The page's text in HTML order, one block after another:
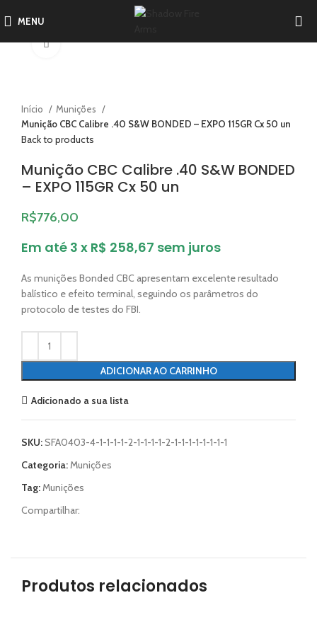
MENU
Click to enlarge
Início
Munições
Munição CBC Calibre .40 S&W BONDED – EXPO 115GR Cx 50 un
Back to products
Munição CBC Calibre .40 S&W BONDED
– EXPO 115GR Cx 50 un
R$776,00
Em até 3 x R$ 258,67 sem juros
As munições Bonded CBC apresentam excelente resultado
balístico e efeito terminal, seguindo os parâmetros do
protocolo de testes do FBI.
ADICIONAR AO CARRINHO
Adicionado a sua lista
SKU:SFA0403-4-1-1-1-1-2-1-1-1-1-2-1-1-1-1-1-1-1-1
Categoria:Munições
Tag:Munições
Compartilhar:
Produtos relacionados